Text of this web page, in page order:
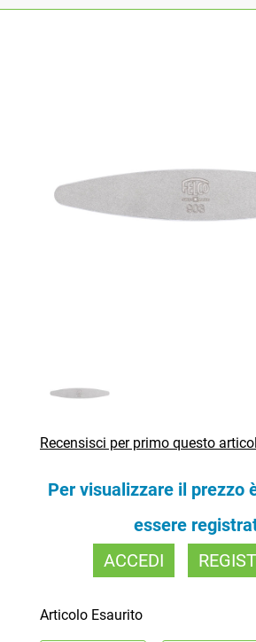
Recensisci per primo questo
Per visualizzare il prezzo
essere
ACCEDI
Articolo Esaurito